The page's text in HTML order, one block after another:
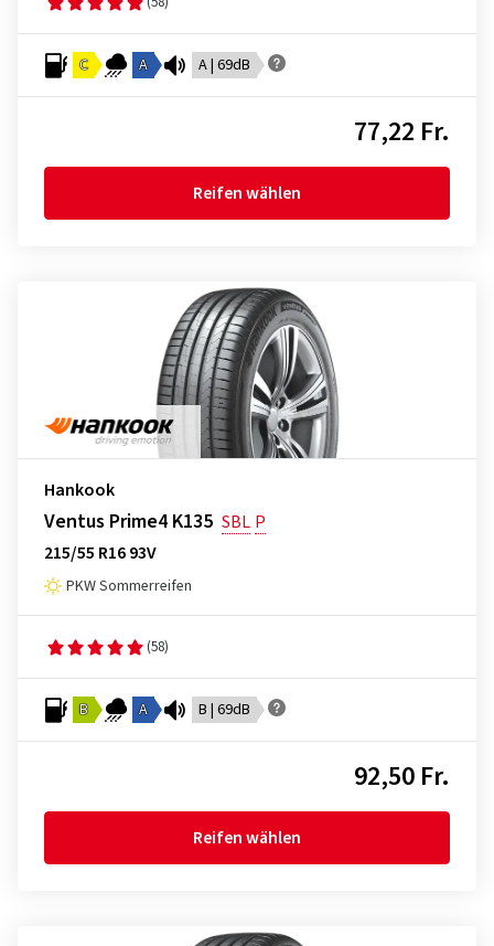
C A A | 69dB
77,22 Fr.
Reifen wählen
Hankook
Ventus Prime4 K135 SBL P
215/55 R16 93V
PKW Sommerreifen
(58)
B A B | 69dB
92,50 Fr.
Reifen wählen